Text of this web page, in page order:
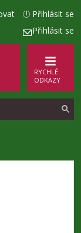
Přihlásit se
Přihlásit se
RYCHLÉ
ODKAZY
e